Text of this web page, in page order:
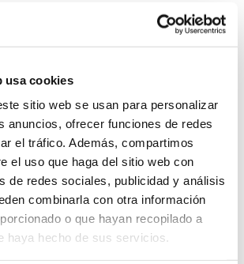
usa cookies
sitio web se usan para personalizar
anuncios, ofrecer funciones de redes
el tráfico. Además, compartimos
el uso que haga del sitio web con
de redes sociales, publicidad y análisis
combinarla con otra información
o que hayan recopilado a
haya hecho de sus servicios.
拉圭
7, D-79761 Waldshut-
(0) 7741 – 607 261
www.5thavenue.de/
www.cigars.ge
香港免稅
香港九龍長沙灣長沙灣
道910號安泰大廈11樓
+(852) 2311 5883
info@ct.inc